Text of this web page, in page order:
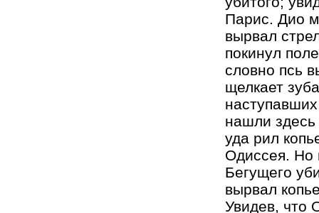
Парис. Дио
вырвал
покинул
словно псь
щелкает
нашли здесь
уда рил
Одиссея. Но
Бегущего
вырвал
Увидев, что